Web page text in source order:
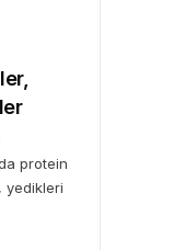
protein
yedikleri